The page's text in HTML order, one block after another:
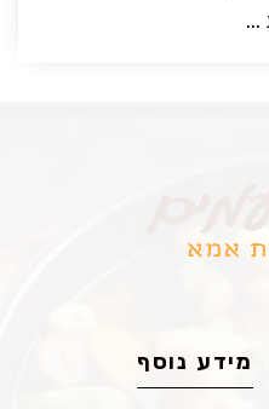
...
מידע נוסף